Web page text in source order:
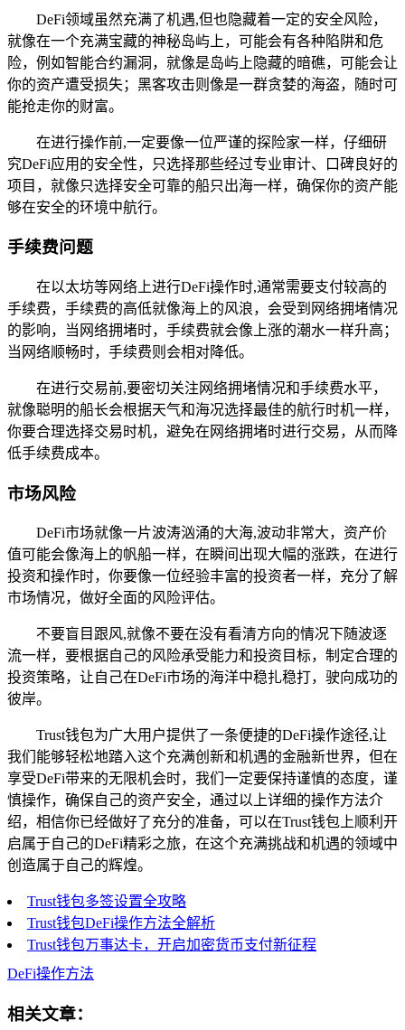
DeFi领域虽然充满了机遇,但也隐藏着一定的安全风险，
就像在一个充满宝藏的神秘岛屿上，可能会有各种陷阱和危
险，例如智能合约漏洞，就像是岛屿上隐藏的暗礁，可能会让
你的资产遭受损失；黑客攻击则像是一群贪婪的海盗，随时可
能抢走你的财富。
在进行操作前,一定要像一位严谨的探险家一样，仔细研
究DeFi应用的安全性，只选择那些经过专业审计、口碑良好的
项目，就像只选择安全可靠的船只出海一样，确保你的资产能
够在安全的环境中航行。
手续费问题
在以太坊等网络上进行DeFi操作时,通常需要支付较高的
手续费，手续费的高低就像海上的风浪，会受到网络拥堵情况
的影响，当网络拥堵时，手续费就会像上涨的潮水一样升高；
当网络顺畅时，手续费则会相对降低。
在进行交易前,要密切关注网络拥堵情况和手续费水平，
就像聪明的船长会根据天气和海况选择最佳的航行时机一样，
你要合理选择交易时机，避免在网络拥堵时进行交易，从而降
低手续费成本。
市场风险
DeFi市场就像一片波涛汹涌的大海,波动非常大，资产价
值可能会像海上的帆船一样，在瞬间出现大幅的涨跌，在进行
投资和操作时，你要像一位经验丰富的投资者一样，充分了解
市场情况，做好全面的风险评估。
不要盲目跟风,就像不要在没有看清方向的情况下随波逐
流一样，要根据自己的风险承受能力和投资目标，制定合理的
投资策略，让自己在DeFi市场的海洋中稳扎稳打，驶向成功的
彼岸。
Trust钱包为广大用户提供了一条便捷的DeFi操作途径,让
我们能够轻松地踏入这个充满创新和机遇的金融新世界，但在
享受DeFi带来的无限机会时，我们一定要保持谨慎的态度，谨
慎操作，确保自己的资产安全，通过以上详细的操作方法介
绍，相信你已经做好了充分的准备，可以在Trust钱包上顺利开
启属于自己的DeFi精彩之旅，在这个充满挑战和机遇的领域中
创造属于自己的辉煌。
Trust钱包多签设置全攻略
Trust钱包DeFi操作方法全解析
Trust钱包万事达卡，开启加密货币支付新征程
DeFi操作方法
相关文章：